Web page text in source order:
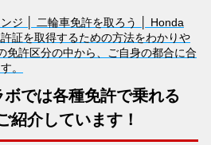
ジ │ 二輪車免許を取ろう │ Honda
証を取得するための方法をわかりや
免許区分の中から、ご自身の都合に合
。
では各種免許で乗れる
紹介しています！